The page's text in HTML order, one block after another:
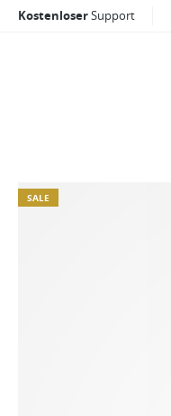
KostenloserSupport
SALE